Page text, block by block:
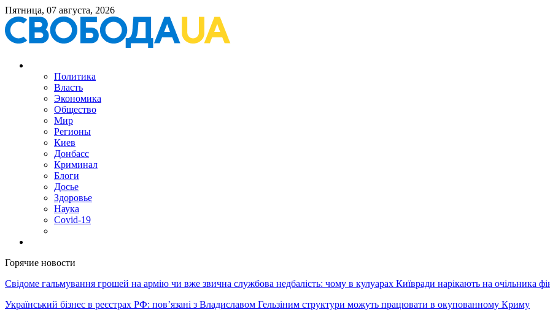
Пятница, 07 августа, 2026
Политика
Власть
Экономика
Общество
Мир
Регионы
Киев
Донбасс
Криминал
Блоги
Досье
Здоровье
Наука
Covid-19
Горячие новости
Свідоме гальмування грошей на армію чи вже звична службова недбалість: чому в кулуарах Київради нарікають на очільника
Український бізнес в реєстрах РФ: пов’язані з Владиславом Гельзіним структури можуть працювати в окупованному Криму